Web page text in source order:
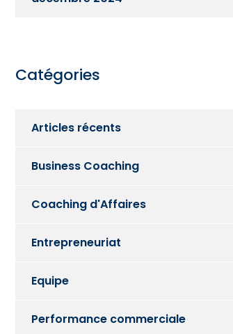
Catégories
Articles récents
Business Coaching
Coaching d'Affaires
Entrepreneuriat
Equipe
Performance commerciale